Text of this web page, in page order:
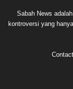
Sabah News
kontroversi yang